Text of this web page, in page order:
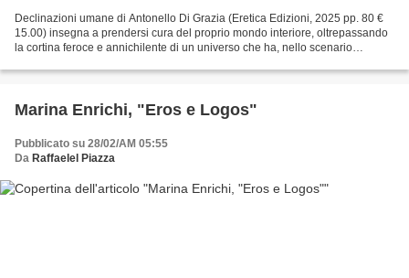
Declinazioni umane di Antonello Di Grazia (Eretica Edizioni, 2025 pp. 80 €
15.00) insegna a prendersi cura del proprio mondo interiore, oltrepassando
la cortina feroce e annichilente di un universo che ha, nello scenario
Marina Enrichi, "Eros e Logos"
Pubblicato su 28/02/AM 05:55
Da Raffaelel Piazza